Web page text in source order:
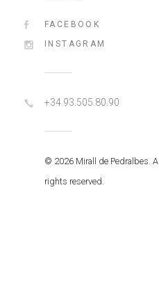
FACEBOOK
INSTAGRAM
+34 93.505.80.90
© 2026 Mirall de Pedralbes. All
rights reserved.